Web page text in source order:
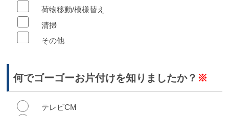
荷物移動/模様替え
清掃
その他
何でゴーゴーお片付けを知りましたか？ ※
テレビCM